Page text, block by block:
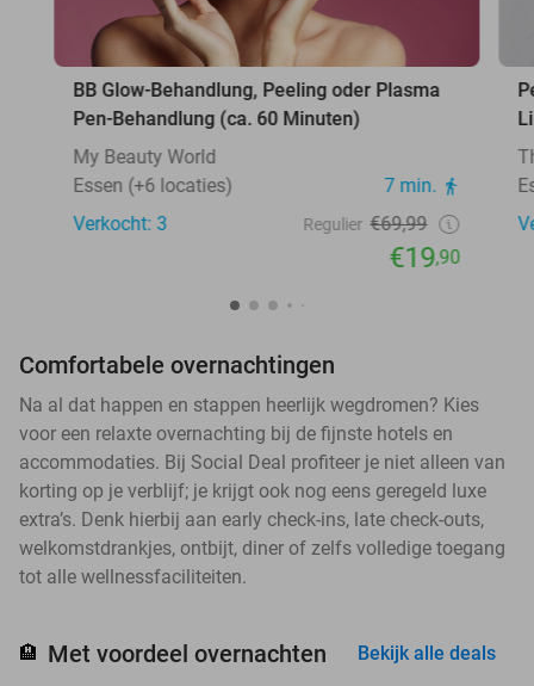
BB Glow-Behandlung, Peeling oder Plasma
Pen-Behandlung (ca. 60 Minuten)
My Beauty World
Essen (+6 locaties)
7 min.
Verkocht: 3
Regulier €69,99
€19,90
Comfortabele overnachtingen
Na al dat happen en stappen heerlijk wegdromen? Kies
voor een relaxte overnachting bij de fijnste hotels en
accommodaties. Bij Social Deal profiteer je niet alleen van
korting op je verblijf; je krijgt ook nog eens geregeld luxe
extra’s. Denk hierbij aan early check-ins, late check-outs,
welkomstdrankjes, ontbijt, diner of zelfs volledige toegang
tot alle wellnessfaciliteiten.
🏨 Met voordeel overnachten Bekijk alle deals